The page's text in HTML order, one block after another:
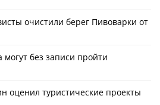
очистили берег Пивоварки от
без записи пройти
оценил туристические проекты